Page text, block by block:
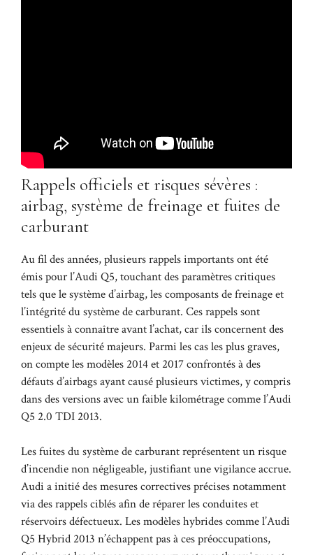
Rappels officiels et risques sévères :
airbag, système de freinage et fuites de
carburant
Au fil des années, plusieurs rappels importants ont été
émis pour l’Audi Q5, touchant des paramètres critiques
tels que le système d’airbag, les composants de freinage et
l’intégrité du système de carburant. Ces rappels sont
essentiels à connaître avant l’achat, car ils concernent des
enjeux de sécurité majeurs. Parmi les cas les plus graves,
on compte les modèles 2014 et 2017 confrontés à des
défauts d’airbags ayant causé plusieurs victimes, y compris
dans des versions avec un faible kilométrage comme l’Audi
Q5 2.0 TDI 2013.
Les fuites du système de carburant représentent un risque
d’incendie non négligeable, justifiant une vigilance accrue.
Audi a initié des mesures correctives précises notamment
via des rappels ciblés afin de réparer les conduites et
réservoirs défectueux. Les modèles hybrides comme l’Audi
Q5 Hybrid 2013 n’échappent pas à ces préoccupations,